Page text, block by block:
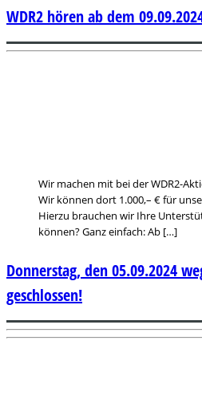
Wir machen mit bei der WDR2-
Wir können dort 1.000,– € für
Hierzu brauchen wir Ihre
können? Ganz einfach: Ab […]
WDR2 hören ab dem
Donnerstag, den 05.09.2024
geschlossen!